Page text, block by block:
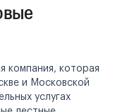
компания, которая
и Московской
услугах